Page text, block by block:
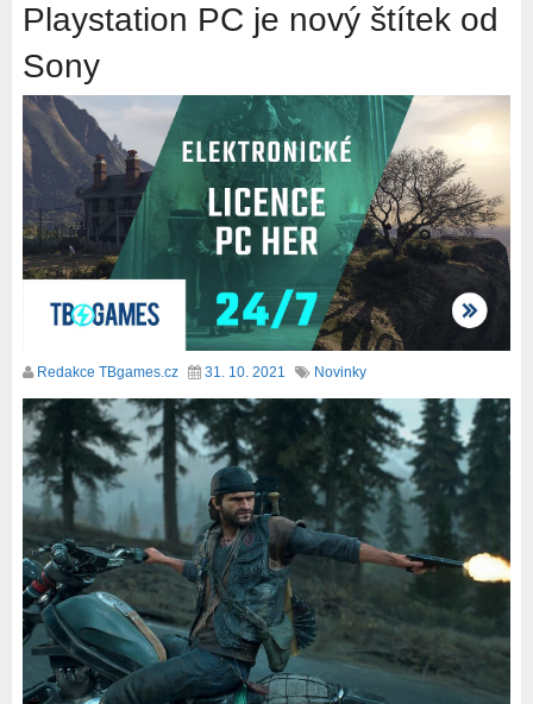
Playstation PC je nový štítek od
Sony
Redakce TBgames.cz 31. 10. 2021 Novinky